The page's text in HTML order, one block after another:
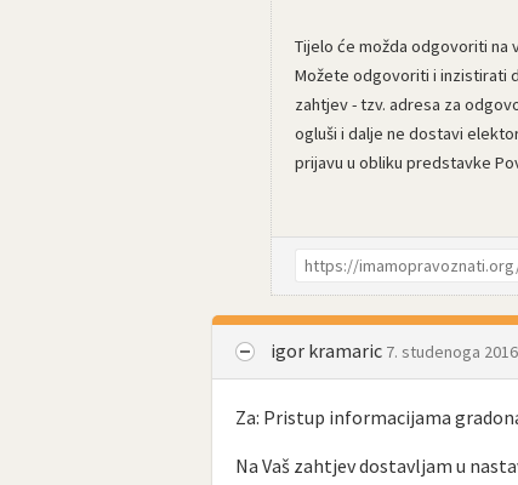
Tijelo će možda odgovoriti na
Možete odgovoriti i inzistirati
zahtjev - tzv. adresa za
ogluši i dalje ne dostavi
prijavu u obliku predstavke
igor kramaric 7. studenoga
Za: Pristup informacijama
Na Vaš zahtjev dostavljam u